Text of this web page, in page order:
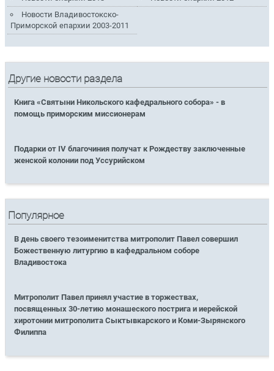
Новости Владивостокско-
Приморской епархии 2003-2011
Другие новости раздела
Книга «Святыни Никольского кафедрального собора» - в
помощь приморским миссионерам
Подарки от IV благочиния получат к Рождеству заключенные
женской колонии под Уссурийском
Популярное
В день своего тезоименитства митрополит Павел совершил
Божественную литургию в кафедральном соборе
Владивостока
Митрополит Павел принял участие в торжествах,
посвященных 30-летию монашеского пострига и иерейской
хиротонии митрополита Сыктывкарского и Коми-Зырянского
Филиппа